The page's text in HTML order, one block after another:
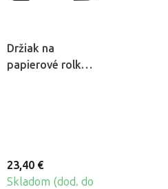
Držiak na
papierové rolky
23,40 €
Skladom (dod. do